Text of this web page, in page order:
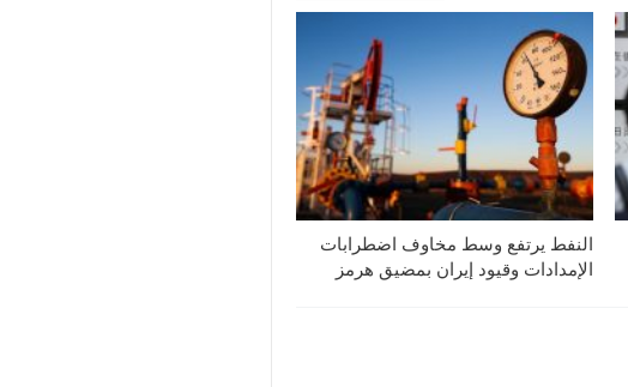
النفط يرتفع وسط مخاوف اضطرابات
الإمدادات وقيود إيران بمضيق هرمز